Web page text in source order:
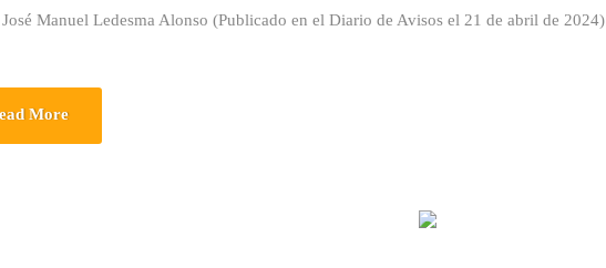
Manuel Ledesma Alonso (Publicado en el Diario de Avisos el 21 de abril de 2024)
More